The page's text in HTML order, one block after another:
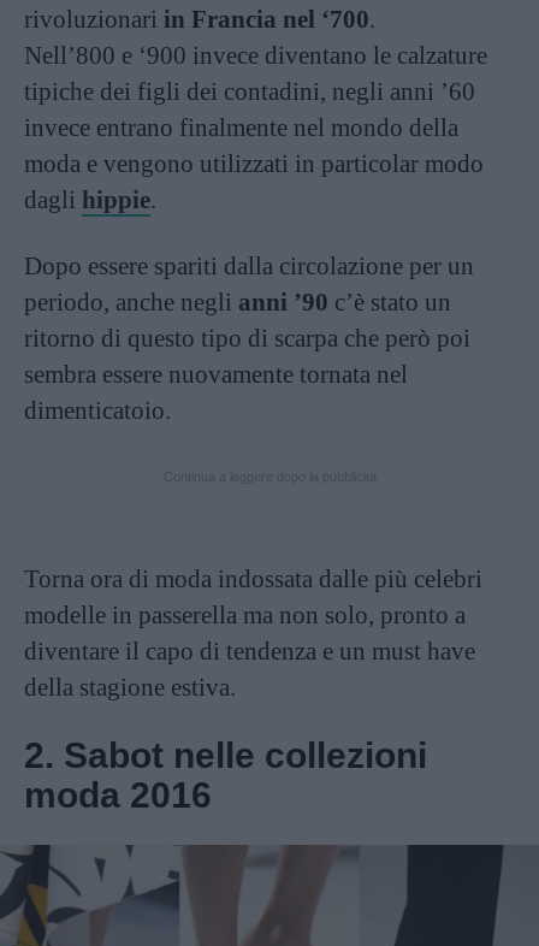
rivoluzionari in Francia nel ‘700.
Nell’800 e ‘900 invece diventano le calzature
tipiche dei figli dei contadini, negli anni ’60
invece entrano finalmente nel mondo della
moda e vengono utilizzati in particolar modo
dagli hippie.
Dopo essere spariti dalla circolazione per un
periodo, anche negli anni ’90 c’è stato un
ritorno di questo tipo di scarpa che però poi
sembra essere nuovamente tornata nel
dimenticatoio.
Torna ora di moda indossata dalle più celebri
modelle in passerella ma non solo, pronto a
diventare il capo di tendenza e un must have
della stagione estiva.
2. Sabot nelle collezioni
moda 2016